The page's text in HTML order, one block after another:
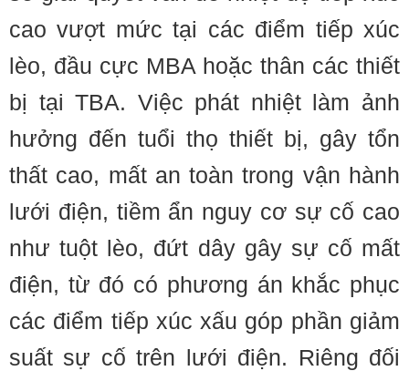
cao vượt mức tại các điểm tiếp xúc
lèo, đầu cực MBA hoặc thân các thiết
bị tại TBA. Việc phát nhiệt làm ảnh
hưởng đến tuổi thọ thiết bị, gây tổn
thất cao, mất an toàn trong vận hành
lưới điện, tiềm ẩn nguy cơ sự cố cao
như tuột lèo, đứt dây gây sự cố mất
điện, từ đó có phương án khắc phục
các điểm tiếp xúc xấu góp phần giảm
suất sự cố trên lưới điện. Riêng đối